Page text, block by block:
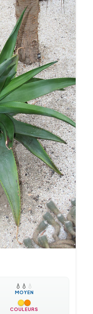
💧 💧 💧
MOYEN
COULEURS